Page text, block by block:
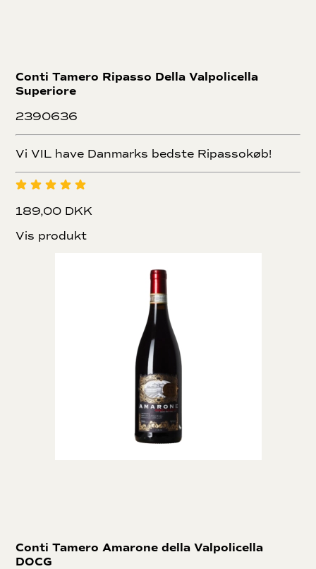
Conti Tamero Ripasso Della Valpolicella
Superiore
2390636
Vi VIL have Danmarks bedste Ripassokøb!
189,00 DKK
Vis produkt
Conti Tamero Amarone della Valpolicella
DOCG